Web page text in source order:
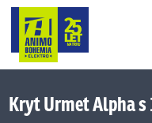
Kryt Urmet Alpha